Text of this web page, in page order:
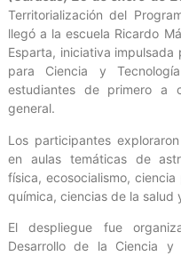
Territorialización del
llegó a la escuela Ricardo
Esparta, iniciativa
para Ciencia y
estudiantes de primero a
general.
Los participantes
en aulas temáticas de
física, ecosocialismo,
química, ciencias de la salud
El despliegue fue
Desarrollo de la Ciencia y